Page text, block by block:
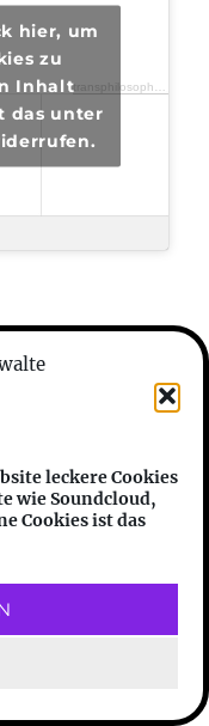
leckere Cookies
wie Soundcloud,
Cookies ist das
hier, um
zu
Inhalt
das unter
you ever
– 21 Uhr
& Sunday
– 19 -21